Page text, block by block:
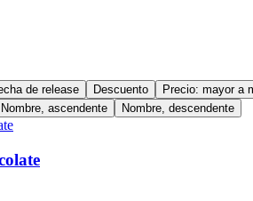
de release Descuento
Precio: mayor a
Nombre, ascendente Nombre, descendente